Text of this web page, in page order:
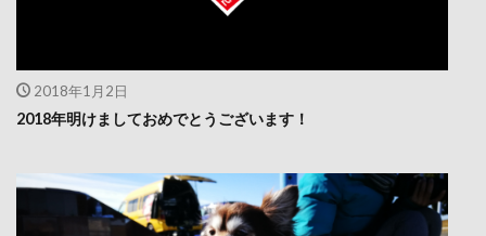
2018年1月2日
2018年明けましておめでとうございます！